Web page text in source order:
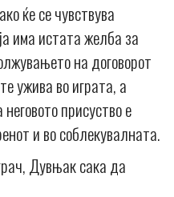
ќе се чувствува
има истата желба за
на договорот
ужива во играта, а
присуство е
и во соблекувалната.
Дувњак сака да